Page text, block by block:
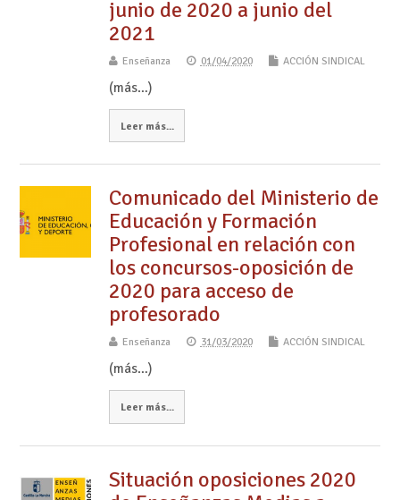
junio de 2020 a junio del
2021
Enseñanza 01/04/2020 ACCIÓN SINDICAL
(más…)
Leer más...
Comunicado del Ministerio de
Educación y Formación
Profesional en relación con
los concursos-oposición de
2020 para acceso de
profesorado
Enseñanza 31/03/2020 ACCIÓN SINDICAL
(más…)
Leer más...
Situación oposiciones 2020